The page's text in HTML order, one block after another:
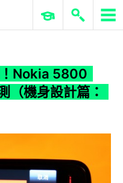
ERP 與商業 AI
Nokia 5800
機身設計篇：